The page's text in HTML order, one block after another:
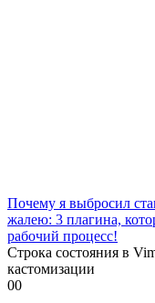
Почему я выбросил
жалею: 3 плагина,
рабочий процесс!
Строка состояния в
кастомизации
00